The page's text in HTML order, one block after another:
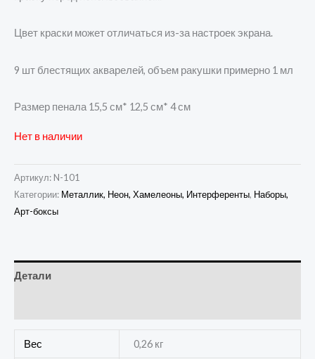
Цвет краски может отличаться из-за настроек экрана.
9 шт блестящих акварелей, объем ракушки примерно 1 мл
Размер пенала 15,5 см* 12,5 см* 4 см
Нет в наличии
Артикул: N-101
Категории: Металлик, Неон, Хамелеоны, Интерференты, Наборы,
Арт-боксы
Детали
Вес 0,26 кг